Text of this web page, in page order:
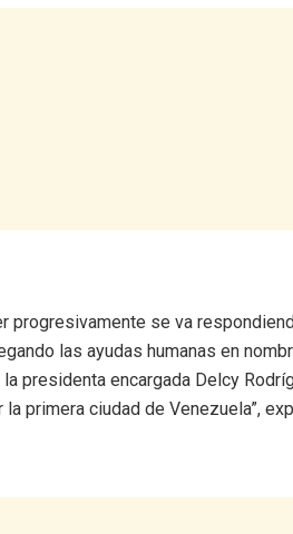
progresivamente se va
las ayudas humanas en
presidenta encargada Delcy
primera ciudad de Venezuela”,